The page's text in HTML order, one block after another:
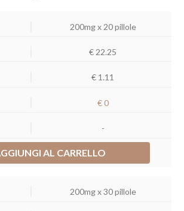
200mg x 20 pillole
€ 22.25
€ 1.11
€ 0
-
AL CARRELLO
200mg x 30 pillole